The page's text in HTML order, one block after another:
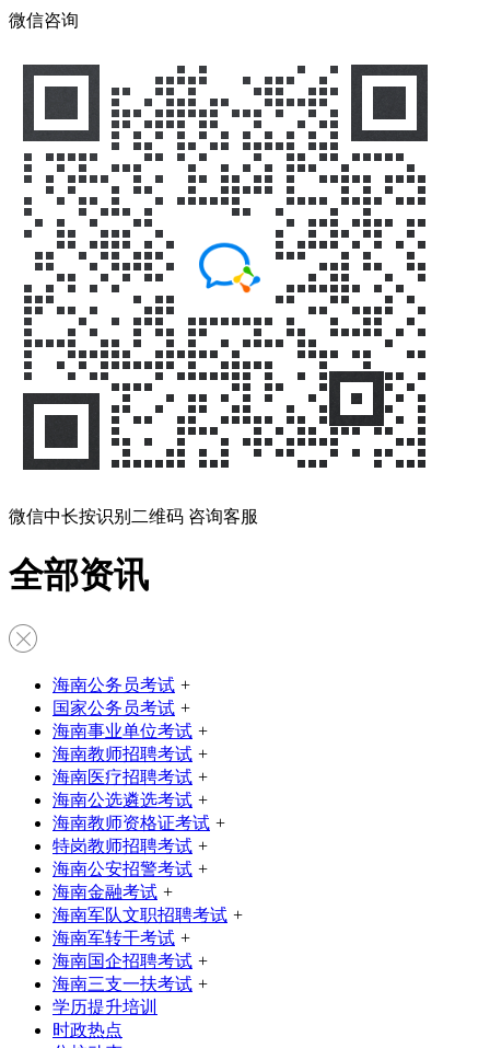
微信咨询
微信中长按识别二维码 咨询客服
全部资讯
海南公务员考试 +
国家公务员考试 +
海南事业单位考试 +
海南教师招聘考试 +
海南医疗招聘考试 +
海南公选遴选考试 +
海南教师资格证考试 +
特岗教师招聘考试 +
海南公安招警考试 +
海南金融考试 +
海南军队文职招聘考试 +
海南军转干考试 +
海南国企招聘考试 +
海南三支一扶考试 +
学历提升培训
时政热点